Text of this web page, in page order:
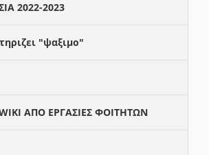
2022-2023
"ψαξιμο"
ΑΠΟ ΕΡΓΑΣΙΕΣ ΦΟΙΤΗΤΩΝ